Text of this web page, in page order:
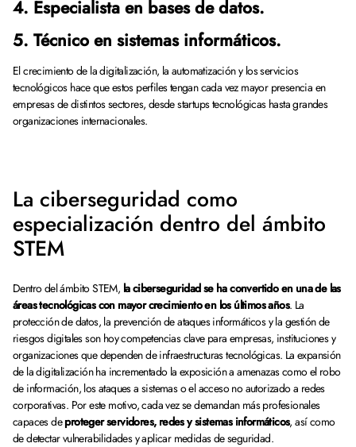
4. Especialista en bases de datos.
5. Técnico en sistemas informáticos.
El crecimiento de la digitalización, la automatización y los servicios
tecnológicos hace que estos perfiles tengan cada vez mayor presencia en
empresas de distintos sectores, desde startups tecnológicas hasta grandes
organizaciones internacionales.
La ciberseguridad como
especialización dentro del ámbito
STEM
Dentro del ámbito STEM, la ciberseguridad se ha convertido en una de las
áreas tecnológicas con mayor crecimiento en los últimos años. La
protección de datos, la prevención de ataques informáticos y la gestión de
riesgos digitales son hoy competencias clave para empresas, instituciones y
organizaciones que dependen de infraestructuras tecnológicas. La expansión
de la digitalización ha incrementado la exposición a amenazas como el robo
de información, los ataques a sistemas o el acceso no autorizado a redes
corporativas. Por este motivo, cada vez se demandan más profesionales
capaces deproteger servidores, redes y sistemas informáticos, así como
de detectar vulnerabilidades y aplicar medidas de seguridad.